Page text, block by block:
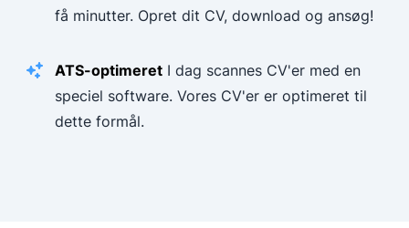
få minutter. Opret dit CV, download og ansøg!
ATS-optimeret I dag scannes CV'er med en
speciel software. Vores CV'er er optimeret til
dette formål.